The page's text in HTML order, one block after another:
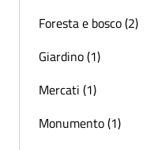
Foresta e bosco (2)
Giardino (1)
Mercati (1)
Monumento (1)